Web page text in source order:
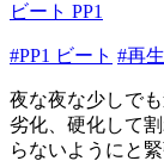
ビート PP1
#PP1 ビート #再
夜な夜な少しで
劣化、硬化して
らないようにと